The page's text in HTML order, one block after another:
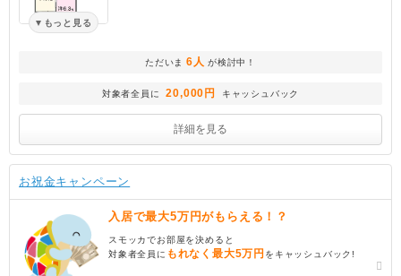
もっと見る
ただいま 6人 が検討中！
対象者全員に 20,000円 キャッシュバック
詳細を見る
お祝金キャンペーン
入居で最大5万円がもらえる！？
スモッカでお部屋を決めると
対象者全員に もれなく最大5万円 をキャッシュバック!